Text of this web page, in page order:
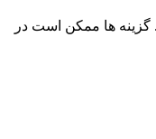
گزینه ها ممکن است در